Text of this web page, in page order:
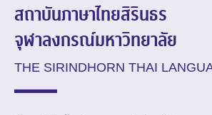
สถาบันภาษาไทยสิรินธร
จุฬาลงกรณ์มหาวิทยาลัย
THE SIRINDHORN THAI